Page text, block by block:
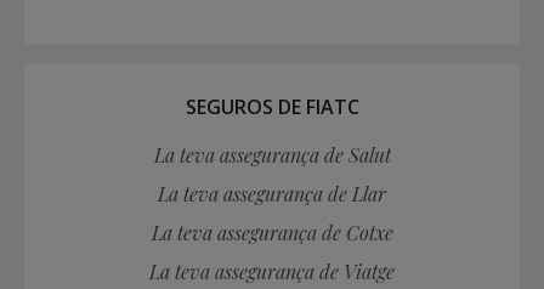
SEGUROS DE FIATC
La teva assegurança de Salut
La teva assegurança de Llar
La teva assegurança de Cotxe
La teva assegurança de Viatge